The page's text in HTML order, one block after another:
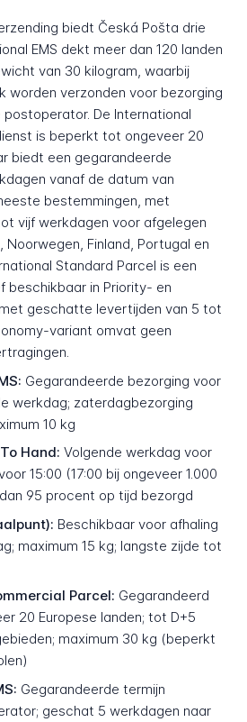
biedt Česká Pošta drie
EMS dekt meer dan 120 landen
van 30 kilogram, waarbij
worden verzonden voor bezorging
De International
is beperkt tot ongeveer 20
biedt een gegarandeerde
vanaf de datum van
bestemmingen, met
vijf werkdagen voor afgelegen
Noorwegen, Finland, Portugal en
Standard Parcel is een
beschikbaar in Priority- en
geschatte levertijden van 5 tot
variant omvat geen
Gegarandeerde bezorging voor
werkdag; zaterdagbezorging
10 kg
Hand: Volgende werkdag voor
15:00 (17:00 bij ongeveer 1.000
95 procent op tijd bezorgd
Beschikbaar voor afhaling
maximum 15 kg; langste zijde tot
Parcel: Gegarandeerd
20 Europese landen; tot D+5
maximum 30 kg (beperkt
Gegarandeerde termijn
geschat 5 werkdagen naar